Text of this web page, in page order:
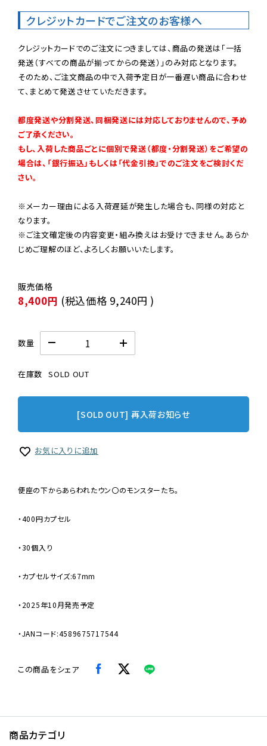
クレジットカードでご注文のお客様へ
クレジットカードでのご注文につきましては、商品の発送は「一括
発送（すべての商品が揃ってからの発送）」のみ対応となります。
そのため、ご注文商品の中で入荷予定日が一番遅い商品に合わせ
て、まとめて発送させていただきます。
都度発送や分割発送、同梱発送には対応しておりませんので、予め
ご了承ください。
もし、入荷した商品ごとに個別で発送（都度・分割発送）をご希望の
場合は、「銀行振込」もしくは「代金引換」でのご注文をご検討くだ
さい。
※メーカー理由による入荷遅延が発生した場合も、同様の対応と
なります。
※ご注文確定後の内容変更・組み換えはお受けできません。あらか
じめご理解のほど、よろしくお願いいたします。
8,400円 (税込価格 9,240円 )
数量
在庫数 SOLD OUT
[SOLD OUT] 再入荷お知らせ
お気に入りに追加
便座の下からあらわれたウン〇のモンスターたち。
・400円カプセル
・30個入り
・カプセルサイズ:67mm
・2025年10月発売予定
・JANコード:4589675717544
この商品をシェア
商品カテゴリ